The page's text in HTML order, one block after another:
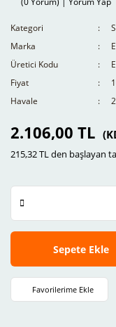
Kategori
Marka
Üretici Kodu
Fiyat
Havale
2.106,00 TL
215,32 TL den başlayan
Sepete Ekle